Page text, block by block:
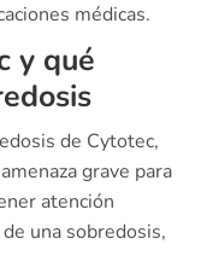
médicas.
y qué
de Cytotec,
grave para
atención
una sobredosis,